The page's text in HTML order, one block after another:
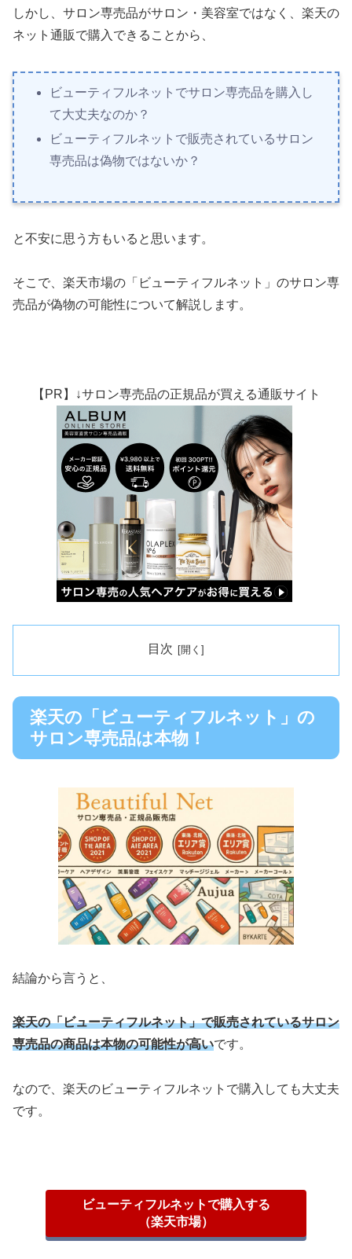
しかし、サロン専売品がサロン・美容室ではなく、楽天の
ネット通販で購入できることから、
ビューティフルネットでサロン専売品を購入し
て大丈夫なのか？
ビューティフルネットで販売されているサロン
専売品は偽物ではないか？
と不安に思う方もいると思います。
そこで、楽天市場の「ビューティフルネット」のサロン専
売品が偽物の可能性について解説します。
【PR】↓サロン専売品の正規品が買える通販サイト
目次
楽天の「ビューティフルネット」の
サロン専売品は本物！
結論から言うと、
楽天の「ビューティフルネット」で販売されているサロン
専売品の商品は本物の可能性が高いです。
なので、楽天のビューティフルネットで購入しても大丈夫
です。
ビューティフルネットで購入する
（楽天市場）